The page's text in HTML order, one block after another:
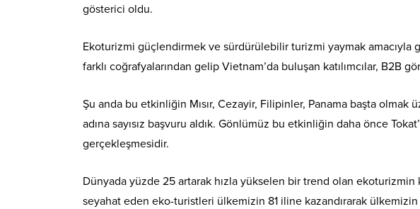
gösterici oldu.
Ekoturizmi güçlendirmek ve sürdürülebilir turizmi yaymak
farklı coğrafyalarından gelip Vietnam’da buluşan katılımcılar, B2B
Şu anda bu etkinliğin Mısır, Cezayir, Filipinler, Panama başta
adına sayısız başvuru aldık. Gönlümüz bu etkinliğin daha önce
gerçekleşmesidir.
Dünyada yüzde 25 artarak hızla yükselen bir trend olan
seyahat eden eko-turistleri ülkemizin 81 iline kazandırarak